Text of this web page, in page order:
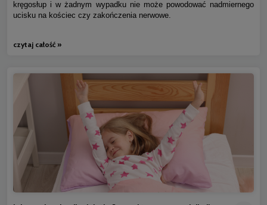
kręgosłup i w żadnym wypadku nie może powodować nadmiernego
ucisku na kościec czy zakończenia nerwowe.
czytaj całość »